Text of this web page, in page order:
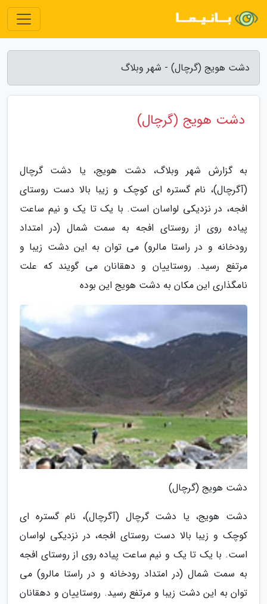
دشت هویج (گرچال) - شهر وبلاگ
دشت هویج (گرچال)
به گزارش شهر وبلاگ، دشت هویج، یا دشت گرچال
(آگرچال)، نام گستره ای کوچک و زیبا بالا دست روستای
افجه، در نزدیکی لواسان است. با یک تا یک و نیم ساعت
پیاده روی از روستای افجه به سمت شمال (در امتداد
رودخانه و در راستا مالرو) می توان به این دشت زیبا و
مرتفع رسید. روستاییان و دهقانان می گویند که علت
نامگذاری این مکان به دشت هویج این بوده
دشت هویج (گرچال)
دشت هویج، یا دشت گرچال (آگرچال)، نام گستره ای
کوچک و زیبا بالا دست روستای افجه، در نزدیکی لواسان
است. با یک تا یک و نیم ساعت پیاده روی از روستای افجه
به سمت شمال (در امتداد رودخانه و در راستا مالرو) می
توان به این دشت زیبا و مرتفع رسید. روستاییان و دهقانان